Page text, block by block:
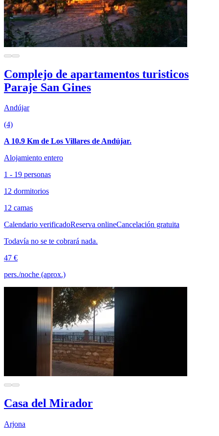
Complejo de apartamentos turisticos
Paraje San Gines
Andújar
(4)
A 10.9 Km de Los Villares de Andújar.
Alojamiento entero
1 - 19 personas
12 dormitorios
12 camas
Calendario verificadoReserva onlineCancelación gratuita
Todavía no se te cobrará nada.
47 €
pers./noche (aprox.)
Casa del Mirador
Arjona